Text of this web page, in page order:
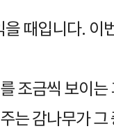
때입니다. 이
조금씩 보이
는 감나무가 그